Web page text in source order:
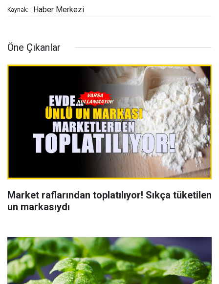
Kaynak: Haber Merkezi
Öne Çıkanlar
Market raflarından toplatılıyor! Sıkça tüketilen
un markasıydı